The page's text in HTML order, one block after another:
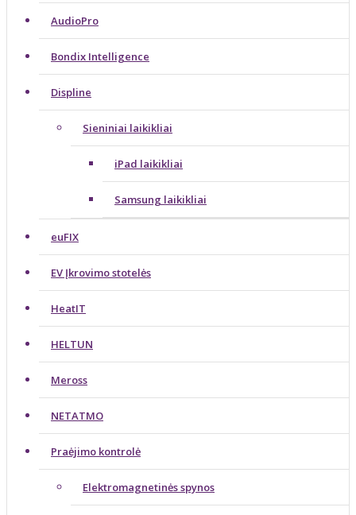
AudioPro
Bondix Intelligence
Displine
Sieniniai laikikliai
iPad laikikliai
Samsung laikikliai
euFIX
EV Įkrovimo stotelės
HeatIT
HELTUN
Meross
NETATMO
Praėjimo kontrolė
Elektromagnetinės spynos